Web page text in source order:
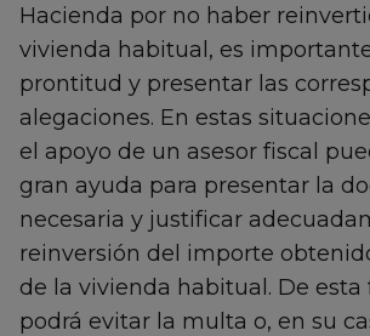
Hacienda por no haber
vivienda habitual, es
prontitud y presentar las
alegaciones. En estas
el apoyo de un asesor fiscal
gran ayuda para presentar la
necesaria y justificar
reinversión del importe
de la vivienda habitual. De esta
podrá evitar la multa o, en su